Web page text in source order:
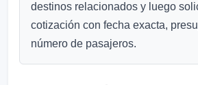
destinos relacionados y luego
cotización con fecha exacta,
número de pasajeros.